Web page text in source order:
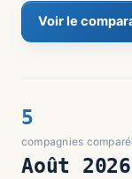
Voir le
5
compagnies
Août 2026